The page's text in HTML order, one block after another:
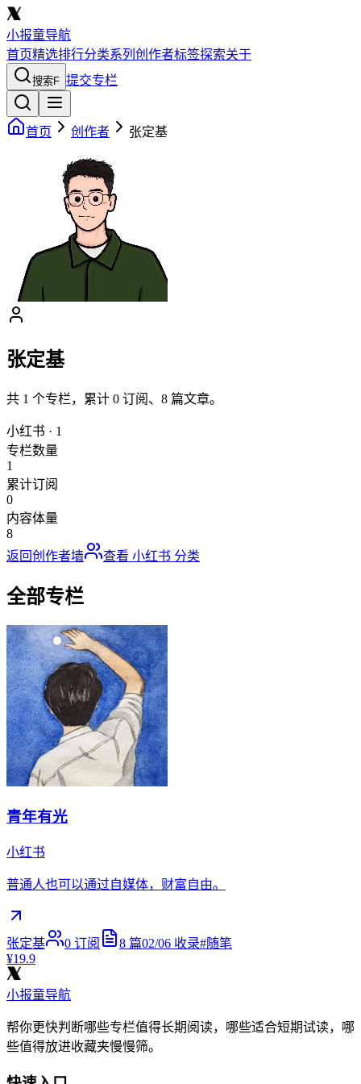
小报童导航
首页精选排行分类系列 创作者标签探索关于
搜索F 提交专栏
首页 创作者 张定基
张定基
共 1 个专栏，累计 0 订阅、 8 篇文章。
小红书 · 1
专栏数量
1
累计订阅
0
内容体量
8
返回创作者墙
查看 小红书 分类
全部专栏
青年有光
小红书
普通人也可以通过自媒体，财富自由。
张定基 0 订阅 8 篇02/06 收录#随笔
¥19.9
小报童导航
帮你更快判断哪些专栏值得长期阅读，哪些适合短期试读，哪
些值得放进收藏夹慢慢筛。